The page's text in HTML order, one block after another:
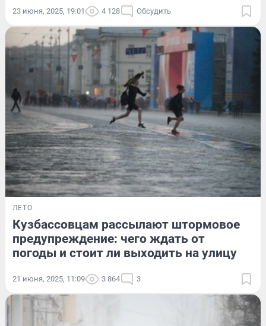
23 июня, 2025, 19:01 4 128 Обсудить
ЛЕТО
Кузбассовцам рассылают штормовое
предупреждение: чего ждать от
погоды и стоит ли выходить на улицу
21 июня, 2025, 11:09 3 864 3